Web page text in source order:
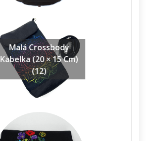
Malá Crossbody
Kabelka (20 × 15 Cm)
(12)